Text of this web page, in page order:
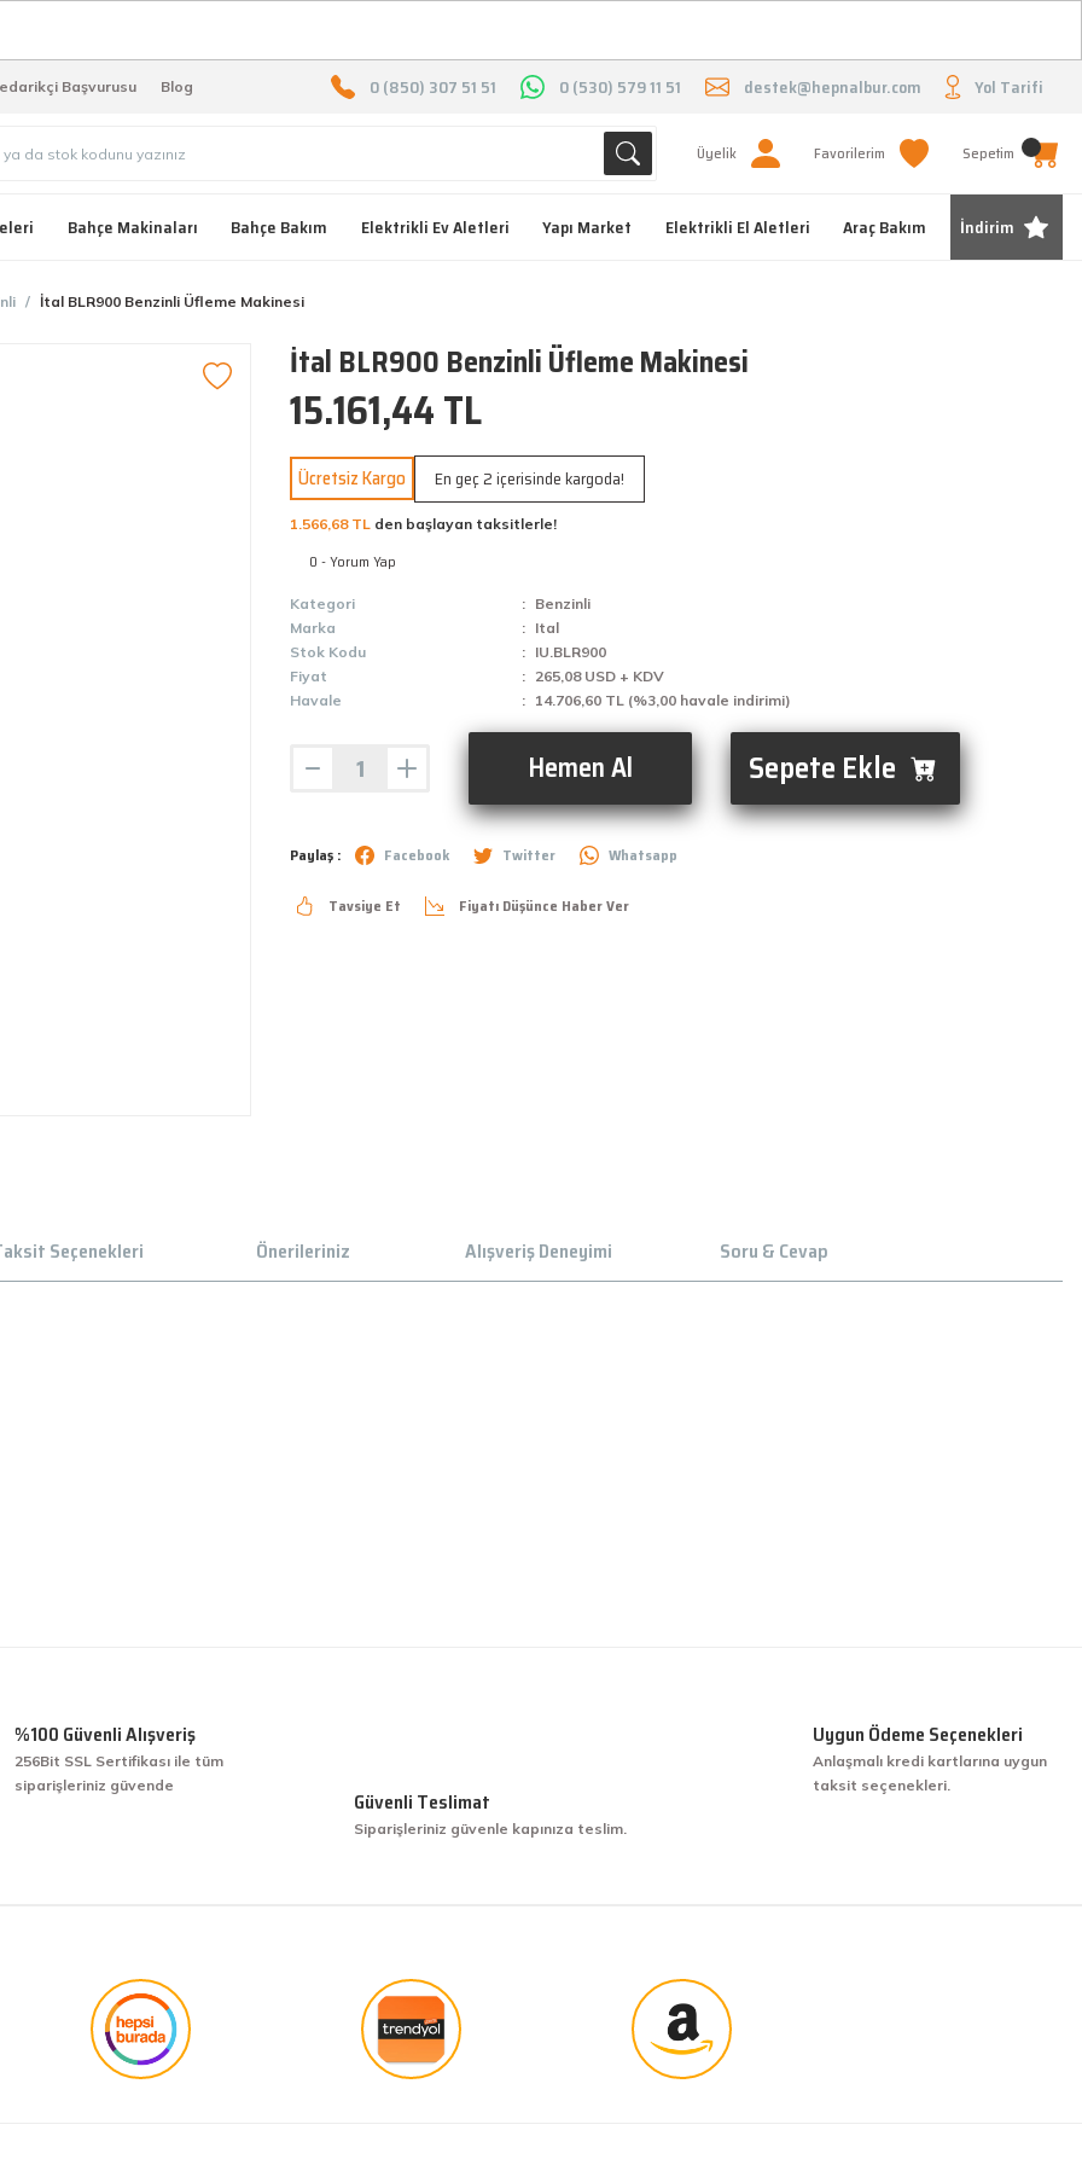
Başvurusu Blog 0 (850) 307 51 51 0 (530) 579 11 51 destek@hepnalbur.com Yol Tarifi
Üyelik Favorilerim Sepetim
Bahçe Makinaları Bahçe Bakım Elektrikli Ev Aletleri Yapı Market Elektrikli El Aletleri Araç Bakım İndirim
İtal BLR900 Benzinli Üfleme Makinesi
İtal BLR900 Benzinli Üfleme Makinesi
15.161,44 TL
Ücretsiz Kargo En geç 2 içerisinde kargoda!
1.566,68 TL den başlayan taksitlerle!
0 - Yorum Yap
Kategori
Benzinli
Marka
Ital
Stok Kodu
IU.BLR900
Fiyat
265,08 USD + KDV
Havale
14.706,60 TL (%3,00 havale indirimi)
Hemen Al Sepete Ekle
Paylaş : Facebook Twitter Whatsapp
Tavsiye Et Fiyatı Düşünce Haber Ver
Seçenekleri Önerileriniz Alışveriş Deneyimi Soru & Cevap
hakkıyla yapmak diye buna derim.
%100 Güvenli Alışveriş
256Bit SSL Sertifikası ile tüm
siparişleriniz güvende
Güvenli Teslimat
Siparişleriniz güvenle kapınıza teslim.
Uygun Ödeme Seçenekleri
Anlaşmalı kredi kartlarına uygun
taksit seçenekleri.